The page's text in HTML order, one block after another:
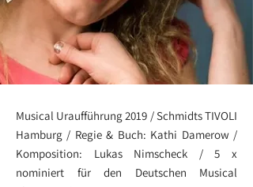
Musical Uraufführung 2019 / Schmidts TIVOLI
Hamburg / Regie & Buch: Kathi Damerow /
Komposition: Lukas Nimscheck / 5 x
nominiert für den Deutschen Musical